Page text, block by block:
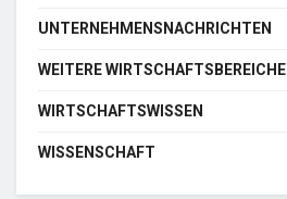
UNTERNEHMENSNACHRICHTEN
WEITERE WIRTSCHAFTSBEREICHE
WIRTSCHAFTSWISSEN
WISSENSCHAFT